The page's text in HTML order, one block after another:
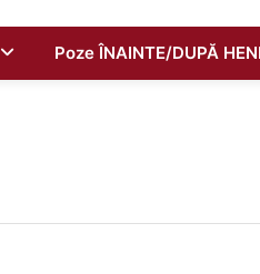
Poze ÎNAINTE/DUPĂ